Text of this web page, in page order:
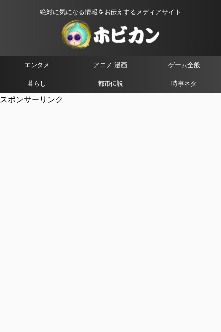
絶対に気になる情報をお伝えするメディアサイト
エンタメ アニメ 漫画 ゲーム全般
暮らし 都市伝説 時事ネタ
スポンサーリンク